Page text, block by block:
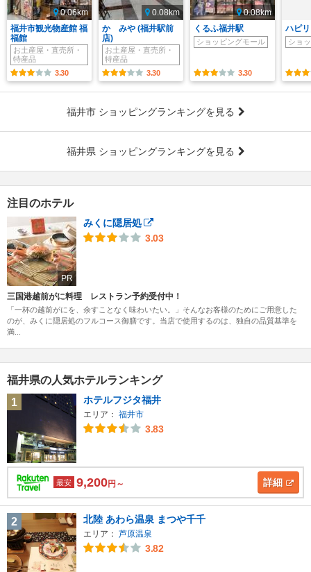
0.06km
福井市観光物産館 福
福館
お土産屋・直売所・
特産品
3.30
0.08km
かゞみや (福井駅前
店)
お土産屋・直売所・
特産品
3.30
0.08km
くるふ福井駅
ショッピングモール
3.30
ハピ
ショ
福井市 ショッピングランキングを見る
福井県 ショッピングランキングを見る
注目のホテル
PR
みくに隠居処
3.03
三国港越前がに料理 レストラン予約受付中！
「一杯の越前がにを、余すことなく味わいたい。」そんなお客様のためにご用意した
のが、みくに隠居処のフルコース御膳です。当店で使用するのは、独自の品質基準を
満...
福井県の人気ホテルランキング
1
ホテルフジタ福井
エリア： 福井市
3.83
最安 9,200円～ 詳細
2 北陸 あわら温泉 まつや千千
エリア： 芦原温泉
3.82